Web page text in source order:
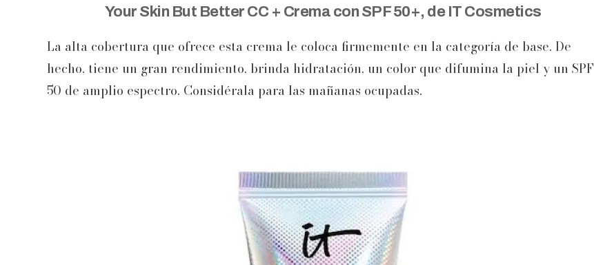
Your Skin But Better CC + Crema con SPF 50+, de IT Cosmetics
La alta cobertura que ofrece esta crema le coloca firmemente en la categoría de base. De
hecho, tiene un gran rendimiento, brinda hidratación, un color que difumina la piel y un SPF
50 de amplio espectro. Considérala para las mañanas ocupadas.